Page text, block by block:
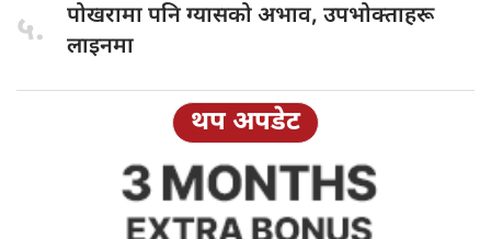
५. पोखरामा पनिग्यासको अभाव, उपभोक्ताहरू
लाइनमा
थप अपडेट